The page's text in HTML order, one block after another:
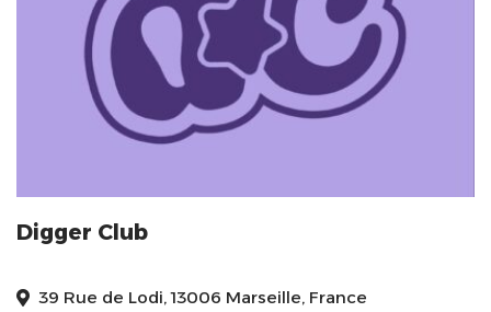
Digger Club
39 Rue de Lodi, 13006 Marseille, France